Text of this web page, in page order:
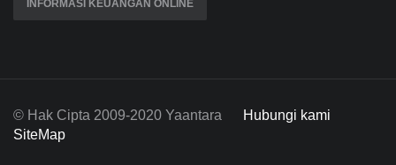
INFORMASI KEUANGAN ONLINE
© Hak Cipta 2009-2020 Yaantara
Hubungi kami
SiteMap